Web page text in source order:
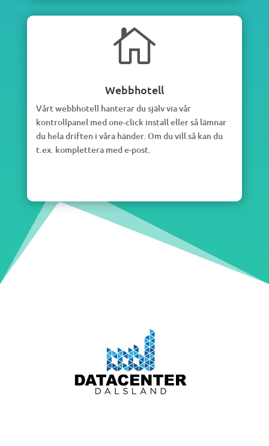

Webbhotell
Vårt webbhotell hanterar du själv via vår
kontrollpanel med one-click install eller så lämnar
du hela driften i våra händer. Om du vill så kan du
t.ex. komplettera med e-post.